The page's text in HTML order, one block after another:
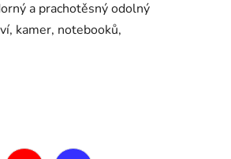
a prachotěsný odolný
kamer, notebooků,